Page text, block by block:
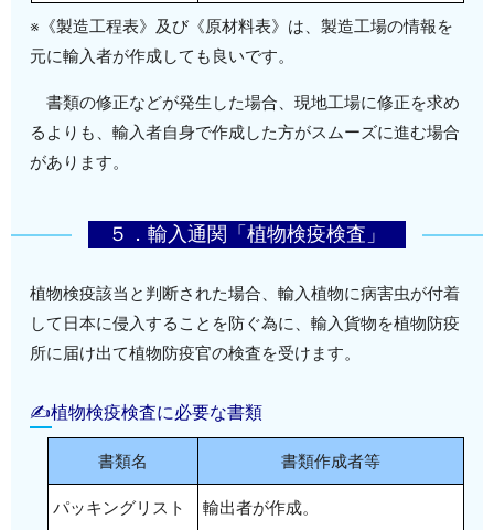
※《製造工程表》及び《原材料表》は、製造工場の情報を
元に輸入者が作成しても良いです。
書類の修正などが発生した場合、現地工場に修正を求め
るよりも、輸入者自身で作成した方がスムーズに進む場合
があります。
５．輸入通関「植物検疫検査」
植物検疫該当と判断された場合、輸入植物に病害虫が付着
して日本に侵入することを防ぐ為に、輸入貨物を植物防疫
所に届け出て植物防疫官の検査を受けます。
✍植物検疫検査に必要な書類
書類名 書類作成者等
パッキングリスト 輸出者が作成。